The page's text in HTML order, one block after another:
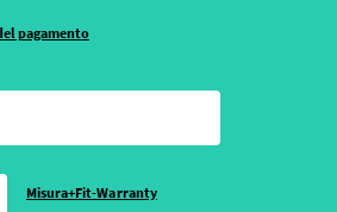
pagamento
Misura+Fit-Warranty